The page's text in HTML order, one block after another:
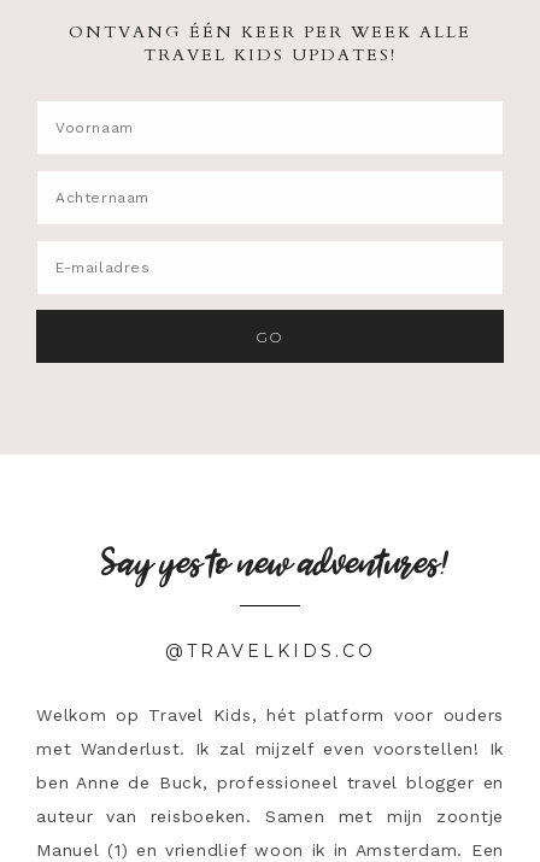
ONTVANG ÉÉN KEER PER WEEK ALLE
TRAVEL KIDS UPDATES!
Say yes to new adventures!
@TRAVELKIDS.CO
Welkom op Travel Kids, hét platform voor ouders
met Wanderlust. Ik zal mijzelf even voorstellen! Ik
ben Anne de Buck, professioneel travel blogger en
auteur van reisboeken. Samen met mijn zoontje
Manuel (1) en vriendlief woon ik in Amsterdam. Een